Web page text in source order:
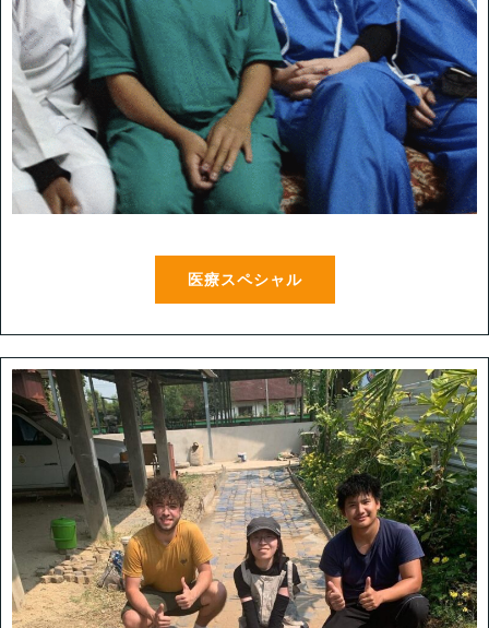
医療スペシャル